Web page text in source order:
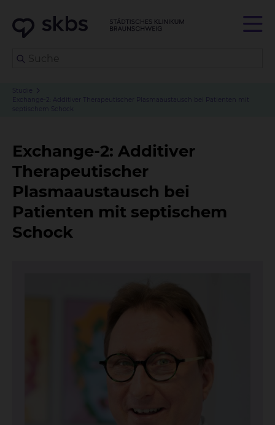
Studie
Exchange-2: Additiver Therapeutischer Plasmaaustausch bei Patienten mit
septischem Schock
Exchange-2: Additiver
Therapeutischer
Plasmaaustausch bei
Patienten mit septischem
Schock